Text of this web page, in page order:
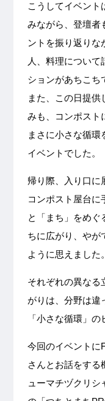
こうしてイベント
みながら、登壇者
ントを振り返りな
人、料理について
ションがあちこち
また、この日提
みも、コンポスト
まさに小さな循環
イベントでした。
帰り際、入り口に
コンポスト屋台に
と「まち」をめぐ
ちに広がり、やが
ように思えました。
それぞれの異なる
がりは、分野は違
「小さな循環」
今回のイベントに
さんとお話をする
ューマチヅクリ